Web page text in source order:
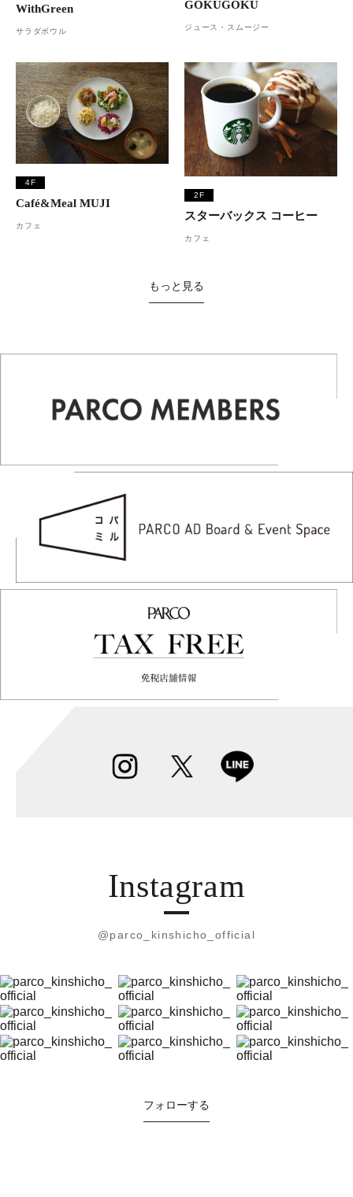
WithGreen
サラダボウル
GOKUGOKU
ジュース・スムージー
4F
Café&Meal MUJI
カフェ
2F
スターバックス コーヒー
カフェ
もっと見る
Instagram
@parco_kinshicho_official
フォローする